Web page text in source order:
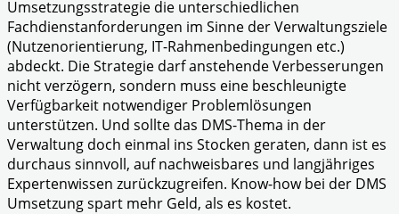
Umsetzungsstrategie die unterschiedlichen
Fachdienstanforderungen im Sinne der Verwaltungsziele
(Nutzenorientierung, IT-Rahmenbedingungen etc.)
abdeckt. Die Strategie darf anstehende Verbesserungen
nicht verzögern, sondern muss eine beschleunigte
Verfügbarkeit notwendiger Problemlösungen
unterstützen. Und sollte das DMS-Thema in der
Verwaltung doch einmal ins Stocken geraten, dann ist es
durchaus sinnvoll, auf nachweisbares und langjähriges
Expertenwissen zurückzugreifen. Know-how bei der DMS
Umsetzung spart mehr Geld, als es kostet.